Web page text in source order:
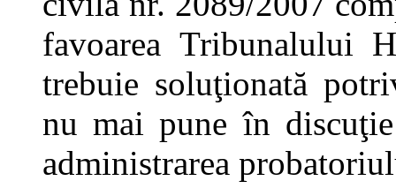
favoarea Tribunalului
trebuie soluţionată
nu mai pune în
administrarea